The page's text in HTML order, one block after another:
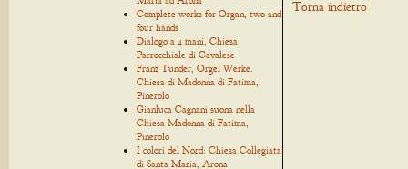
Complete works for Organ, two and
four hands
Dialogo a 4 mani, Chiesa
Parrocchiale di Cavalese
Franz Tunder, Orgel Werke.
Chiesa di Madonna di Fatima,
Pinerolo
Gianluca Cagnani suona nella
Chiesa Madonna di Fatima,
Pinerolo
I colori del Nord: Chiesa Collegiata
di Santa Maria, Arona
Torna indietro